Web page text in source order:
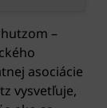
–
asociácie
vysvetľuje,